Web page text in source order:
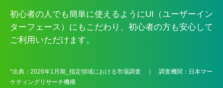
初心者の人でも簡単に使えるようにUI（ユーザーイン
ターフェース）にもこだわり、初心者の方も安心して
ご利用いただけます。
*出典：2026年1月期_指定領域における市場調査 ｜ 調査機関：日本マー
ケティングリサーチ機構